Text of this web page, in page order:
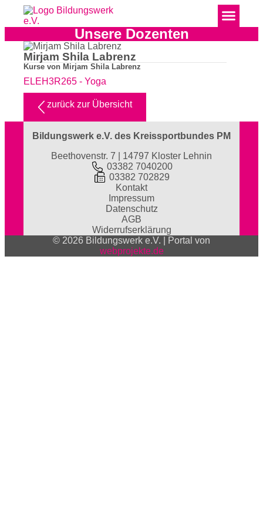
Unsere Dozenten
Mirjam Shila Labrenz
Kurse von Mirjam Shila Labrenz
ELEH3R265 - Yoga
zurück zur Übersicht
Bildungswerk e.V. des Kreissportbundes PM
Beethovenstr. 7 | 14797 Kloster Lehnin
03382 7040200
03382 702829
Kontakt
Impressum
Datenschutz
AGB
Widerrufserklärung
© 2026 Bildungswerk e.V. | Portal von
webprojekte.de